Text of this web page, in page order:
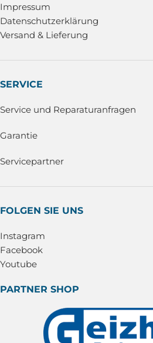
Impressum
Datenschutzerklärung
Versand & Lieferung
SERVICE
Service und Reparaturanfragen
Garantie
Servicepartner
FOLGEN SIE UNS
Instagram
Facebook
Youtube
PARTNER SHOP